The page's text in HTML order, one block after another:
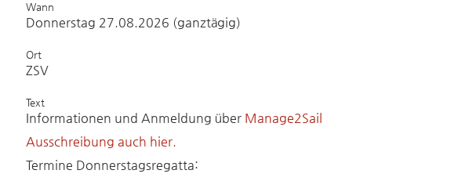
Wann
Donnerstag 27.08.2026 (ganztägig)
Ort
ZSV
Text
Informationen und Anmeldung über Manage2Sail
Ausschreibung auch hier.
Termine Donnerstagsregatta: